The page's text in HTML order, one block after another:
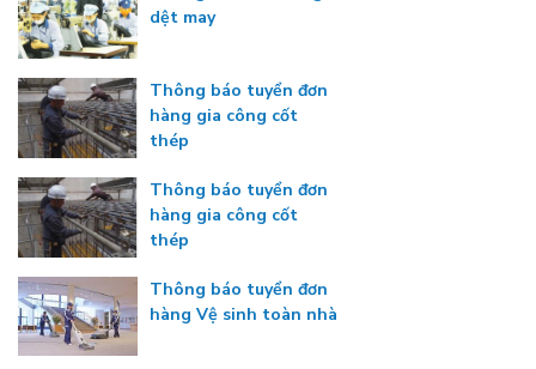
dệt may
Thông báo tuyển đơn
hàng gia công cốt
thép
Thông báo tuyển đơn
hàng gia công cốt
thép
Thông báo tuyển đơn
hàng Vệ sinh toàn nhà